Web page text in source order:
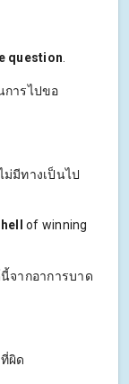
question
การไปขอ
ม่มีทางเป็นไป
of winning
จากอาการบาด
ผิด